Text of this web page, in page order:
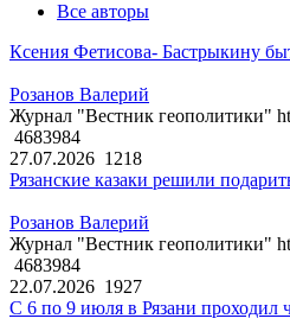
Все авторы
Ксения Фетисова- Бастрыкину
Розанов Валерий
Журнал "Вестник геополитики"
4683984
27.07.2026 1218
Рязанские казаки решили
Розанов Валерий
Журнал "Вестник геополитики"
4683984
22.07.2026 1927
С 6 по 9 июля в Рязани проходил